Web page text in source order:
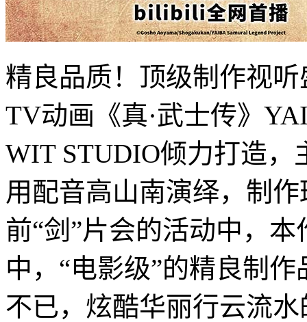
精良品质！顶级制作视听
TV动画《真·武士传》
WIT STUDIO倾力打造
用配音高山南演绎，制
前“剑”片会的活动中，
中，“电影级”的精良制
不已，炫酷华丽行云流